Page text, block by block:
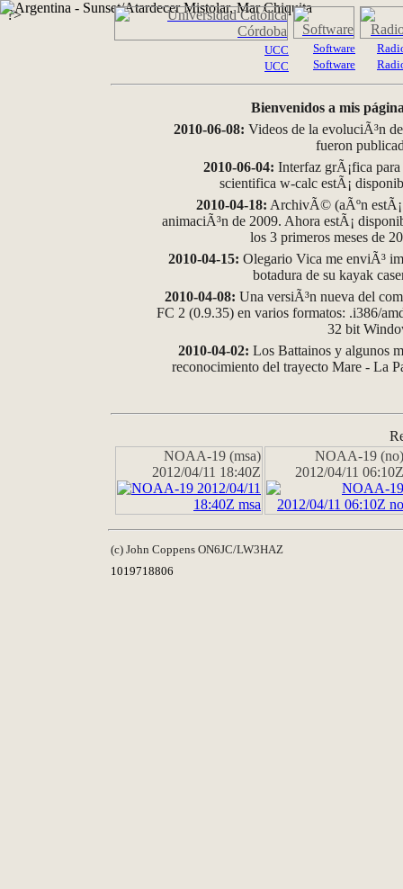
?>
UCC
UCC
Software
Software
Bienvenidos a mis
2010-06-08: Videos de la evoluciÃ³n
fueron
2010-06-04: Interfaz grÃ¡fica
scientifica w-calc estÃ¡
2010-04-18: ArchivÃ© (aÃºn
animaciÃ³n de 2009. Ahora estÃ¡
los 3 primeros meses de
2010-04-15: Olegario Vica me enviÃ³
botadura de su kayak
2010-04-08: Una versiÃ³n nueva del
FC 2 (0.9.35) en varios formatos: .i386/
32 bit
2010-04-02: Los Battainos y algunos
reconocimiento del trayecto Mare - La
NOAA-19 (msa)
2012/04/11 18:40Z
NOAA-19 (no)
2012/04/11 06:10Z
(c) John Coppens ON6JC/LW3HAZ
1019718806